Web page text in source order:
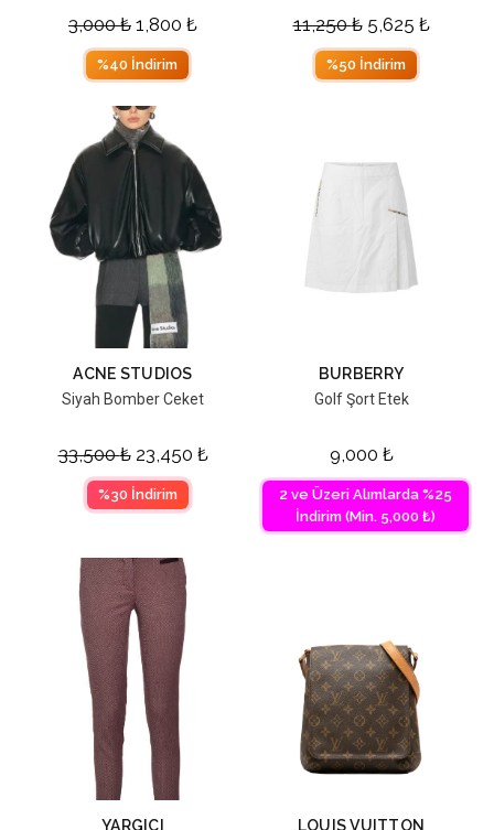
3,000₺ 1,800 ₺
%40 İndirim
11,250₺ 5,625 ₺
%50 İndirim
ACNE STUDIOS
Siyah Bomber Ceket
33,500₺ 23,450 ₺
%30 İndirim
BURBERRY
Golf Şort Etek
9,000 ₺
2 ve Üzeri Alımlarda %25
İndirim (Min. 5,000 ₺)
YARGICI
LOUIS VUITTON